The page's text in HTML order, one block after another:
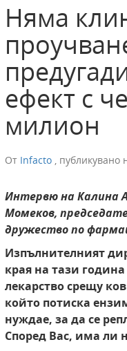
Няма
ефект с
милион
От Infacto , публикувано
Интервю на Калина
Момеков,
дружество по
Изпълнителният
края на тази
лекарство срещу
който потиска
нуждае, за да се
Според Вас, има ли